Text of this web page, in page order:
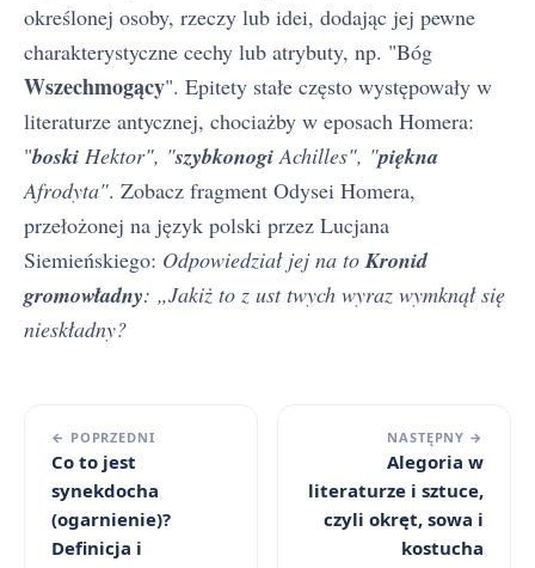
określonej osoby, rzeczy lub idei, dodając jej pewne
charakterystyczne cechy lub atrybuty, np. "Bóg
Wszechmogący". Epitety stałe często występowały w
literaturze antycznej, chociażby w eposach Homera:
"boski Hektor", "szybkonogi Achilles", "piękna
Afrodyta". Zobacz fragment Odysei Homera,
przełożonej na język polski przez Lucjana
Siemieńskiego: Odpowiedział jej na to Kronid
gromowładny: „Jakiż to z ust twych wyraz wymknął się
nieskładny?
← POPRZEDNI
Co to jest
synekdocha
(ogarnienie)?
Definicja i
NASTĘPNY →
Alegoria w
literaturze i sztuce,
czyli okręt, sowa i
kostucha